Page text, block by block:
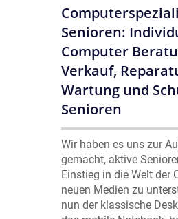
Senioren:
Computer
Verkauf,
Wartung und
Senioren
Wir haben es uns zur
gemacht, aktive
Einstieg in die Welt der
neuen Medien zu
nun der klassische